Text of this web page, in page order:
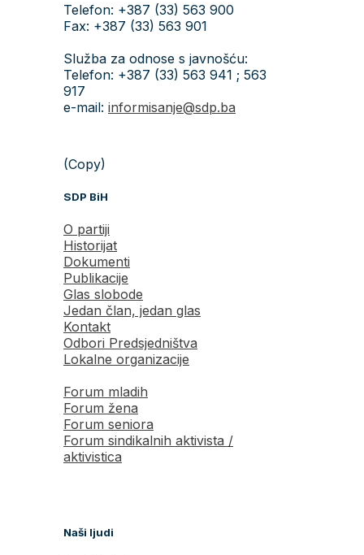
Telefon: +387 (33) 563 900
Fax: +387 (33) 563 901
Služba za odnose s javnošću:
Telefon: +387 (33) 563 941 ; 563
917
e-mail: informisanje@sdp.ba
(Copy)
SDP BiH
O partiji
Historijat
Dokumenti
Publikacije
Glas slobode
Jedan član, jedan glas
Kontakt
Odbori Predsjedništva
Lokalne organizacije
Forum mladih
Forum žena
Forum seniora
Forum sindikalnih aktivista /
aktivistica
Naši ljudi